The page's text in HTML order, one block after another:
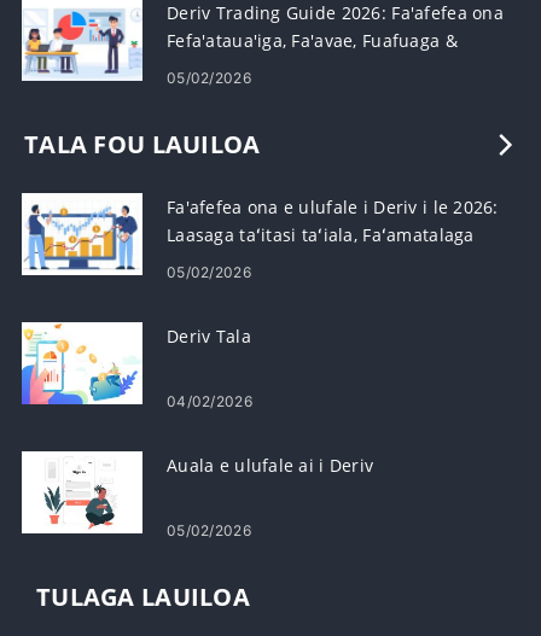
Deriv Trading Guide 2026: Fa'afefea ona
Fefa'ataua'iga, Fa'avae, Fuafuaga &
Pulega Tulaga lamatia
05/02/2026
TALA FOU LAUILOA
Fa'afefea ona e ulufale i Deriv i le 2026:
Laasaga taʻitasi taʻiala, Faʻamatalaga
masani faʻaoga ma fofo
05/02/2026
Deriv Tala
04/02/2026
Auala e ulufale ai i Deriv
05/02/2026
TULAGA LAUILOA